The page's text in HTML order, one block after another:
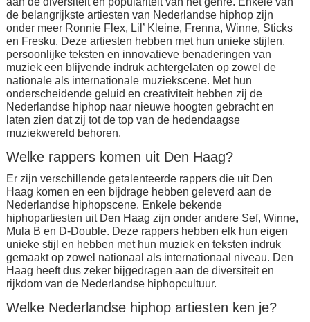
de belangrijkste artiesten van Nederlandse hiphop zijn
onder meer Ronnie Flex, Lil’ Kleine, Frenna, Winne, Sticks
en Fresku. Deze artiesten hebben met hun unieke stijlen,
persoonlijke teksten en innovatieve benaderingen van
muziek een blijvende indruk achtergelaten op zowel de
nationale als internationale muziekscene. Met hun
onderscheidende geluid en creativiteit hebben zij de
Nederlandse hiphop naar nieuwe hoogten gebracht en
laten zien dat zij tot de top van de hedendaagse
muziekwereld behoren.
Welke rappers komen uit Den Haag?
Er zijn verschillende getalenteerde rappers die uit Den
Haag komen en een bijdrage hebben geleverd aan de
Nederlandse hiphopscene. Enkele bekende
hiphopartiesten uit Den Haag zijn onder andere Sef, Winne,
Mula B en D-Double. Deze rappers hebben elk hun eigen
unieke stijl en hebben met hun muziek en teksten indruk
gemaakt op zowel nationaal als internationaal niveau. Den
Haag heeft dus zeker bijgedragen aan de diversiteit en
rijkdom van de Nederlandse hiphopcultuur.
Welke Nederlandse hiphop artiesten ken je?